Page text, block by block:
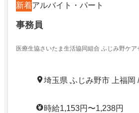
新着アルバイト・パート
事務員
医療生協さいたま生活協同組合 ふじみ野ケア
埼玉県 ふじみ野市 上福岡
時給1,153円〜1,238円